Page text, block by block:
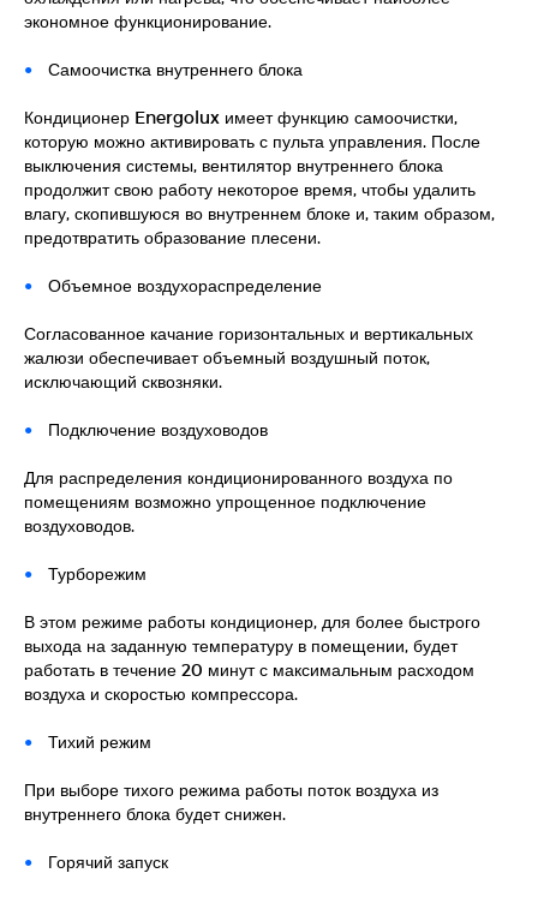
экономное функционирование.
Самоочистка внутреннего блока
Кондиционер Energolux имеет функцию самоочистки,
которую можно активировать с пульта управления. После
выключения системы, вентилятор внутреннего блока
продолжит свою работу некоторое время, чтобы удалить
влагу, скопившуюся во внутреннем блоке и, таким образом,
предотвратить образование плесени.
Объемное воздухораспределение
Согласованное качание горизонтальных и вертикальных
жалюзи обеспечивает объемный воздушный поток,
исключающий сквозняки.
Подключение воздуховодов
Для распределения кондиционированного воздуха по
помещениям возможно упрощенное подключение
воздуховодов.
Турборежим
В этом режиме работы кондиционер, для более быстрого
выхода на заданную температуру в помещении, будет
работать в течение 20 минут с максимальным расходом
воздуха и скоростью компрессора.
Тихий режим
При выборе тихого режима работы поток воздуха из
внутреннего блока будет снижен.
Горячий запуск